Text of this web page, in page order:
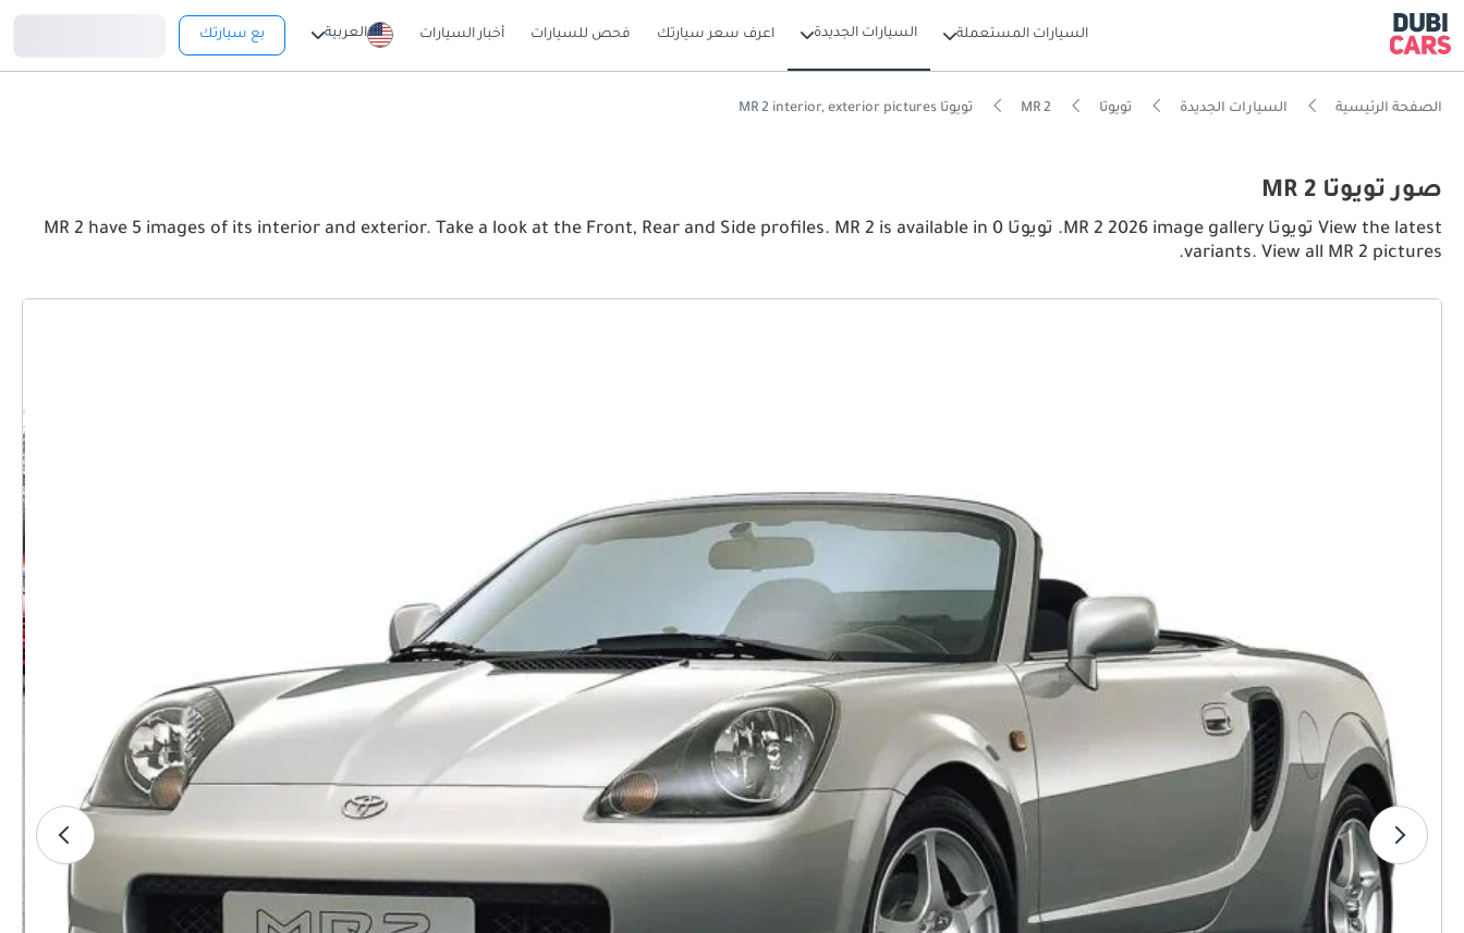
السيارات المستعملة السيارات الجديدة اعرف سعر سيارتك فحص للسيارات أخبار السيارات العربية بع سيارتك
الصفحة الرئيسية السيارات الجديدة تويوتا MR 2 تويوتا MR 2 interior, exterior pictures
صور تويوتا MR 2
View the latest تويوتا MR 2 2026 image gallery. تويوتا MR 2 have 5 images of its interior and exterior. Take a look at the Front, Rear and Side profiles. MR 2 is available in 0
variants. View all MR 2 pictures.